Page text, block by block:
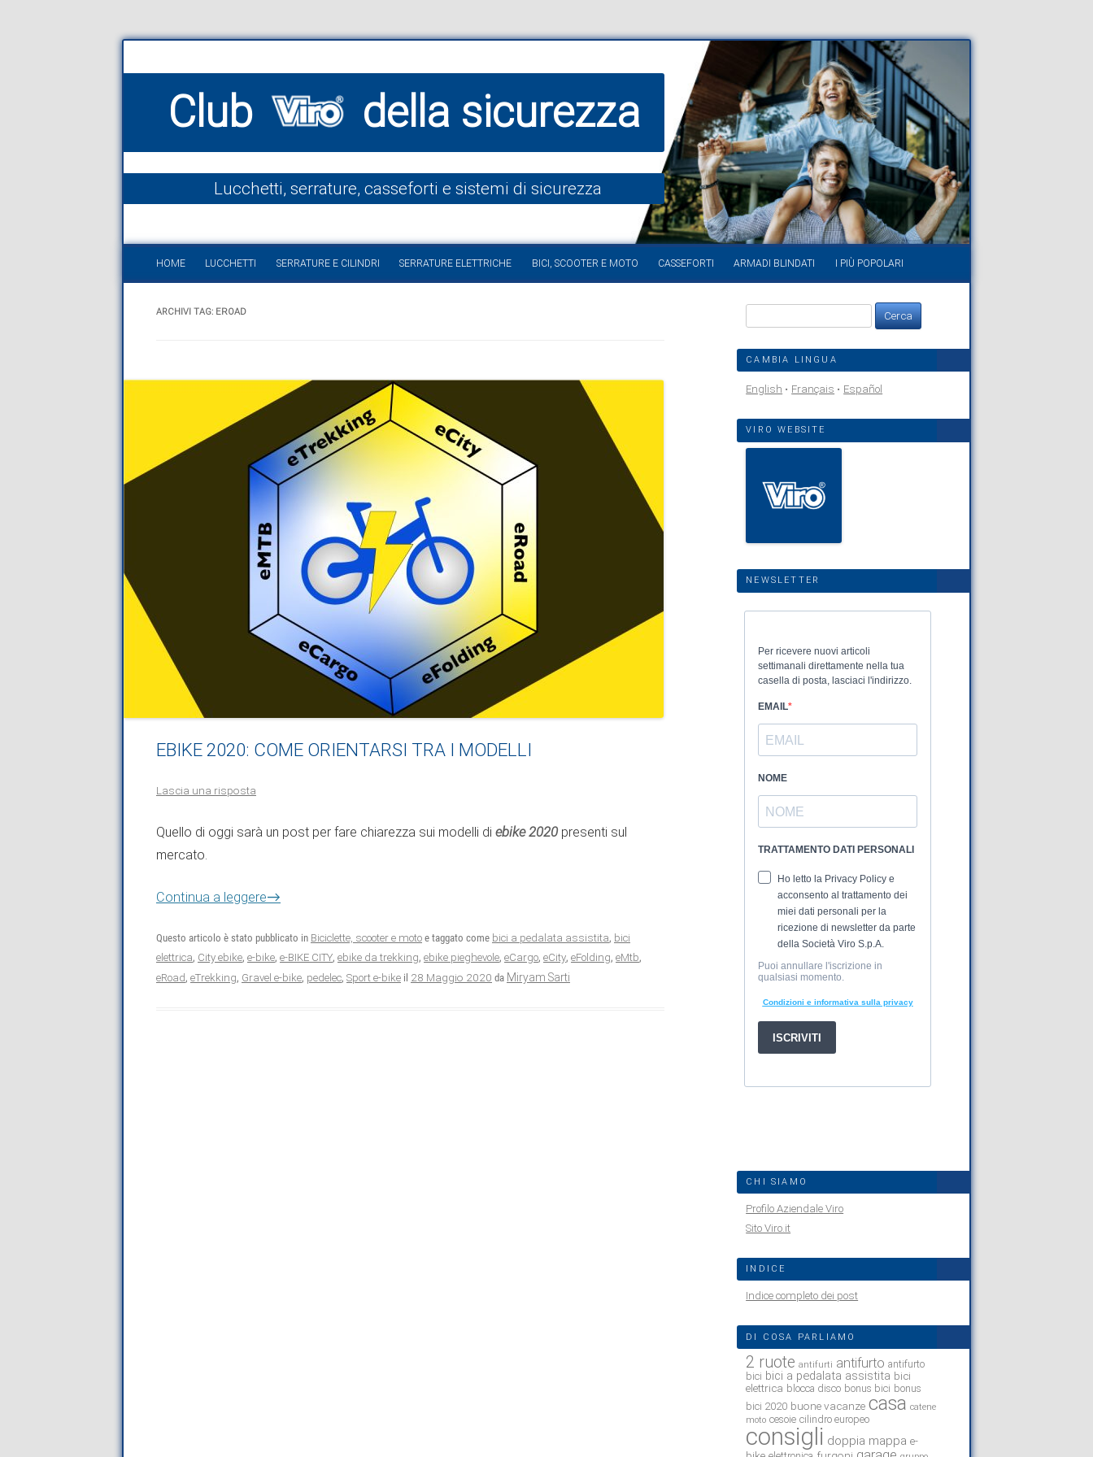
Club della sicurezza
Lucchetti, serrature, casseforti e sistemi di sicurezza
HOME LUCCHETTI SERRATURE E CILINDRI SERRATURE ELETTRICHE BICI, SCOOTER E MOTO CASSEFORTI ARMADI BLINDATI I PIÙ POPOLARI
ARCHIVI TAG: EROAD
EBIKE 2020: COME ORIENTARSI TRA I MODELLI
Lascia una risposta
Quello di oggi sarà un post per fare chiarezza sui modelli di ebike 2020 presenti sul
mercato.
Continua a leggere→
Questo articolo è stato pubblicato in Biciclette, scooter e moto e taggato come bici a pedalata assistita, bici
elettrica, City ebike, e-bike, e-BIKE CITY, ebike da trekking, ebike pieghevole, eCargo, eCity, eFolding, eMtb,
eRoad , eTrekking, Gravel e-bike, pedelec, Sport e-bike il 28 Maggio 2020 da Miryam Sarti
per:
CAMBIA LINGUA
English Français Español
VIRO WEBSITE
NEWSLETTER
CHI SIAMO
Profilo Aziendale Viro
Sito Viro.it
INDICE
Indice completo dei post
DI COSA PARLIAMO
2 ruote antifurti antifurto antifurto
bici bici a pedalata assistita bici
elettrica blocca disco bonus bici bonus
bici 2020 buone vacanze casa catene
moto cesoie cilindro europeo
consigli doppia mappa e-